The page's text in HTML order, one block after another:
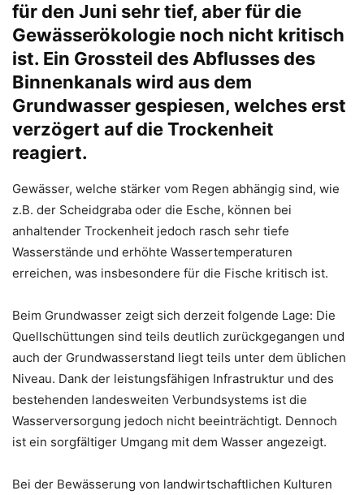
für den Juni sehr tief, aber für die
Gewässerökologie noch nicht kritisch
ist. Ein Grossteil des Abflusses des
Binnenkanals wird aus dem
Grundwasser gespiesen, welches erst
verzögert auf die Trockenheit
reagiert.
Gewässer, welche stärker vom Regen abhängig sind, wie
z.B. der Scheidgraba oder die Esche, können bei
anhaltender Trockenheit jedoch rasch sehr tiefe
Wasserstände und erhöhte Wassertemperaturen
erreichen, was insbesondere für die Fische kritisch ist.
Beim Grundwasser zeigt sich derzeit folgende Lage: Die
Quellschüttungen sind teils deutlich zurückgegangen und
auch der Grundwasserstand liegt teils unter dem üblichen
Niveau. Dank der leistungsfähigen Infrastruktur und des
bestehenden landesweiten Verbundsystems ist die
Wasserversorgung jedoch nicht beeinträchtigt. Dennoch
ist ein sorgfältiger Umgang mit dem Wasser angezeigt.
Bei der Bewässerung von landwirtschaftlichen Kulturen